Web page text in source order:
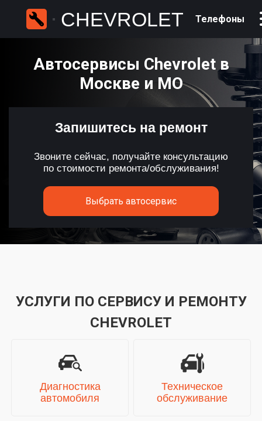
CHEVROLET Телефоны
Автосервисы Chevrolet в
Москве и МО
Запишитесь на ремонт
Звоните сейчас, получайте консультацию
по стоимости ремонта/обслуживания!
Выбрать автосервис
УСЛУГИ ПО СЕРВИСУ И РЕМОНТУ
CHEVROLET
Диагностика
автомобиля
Техническое
обслуживание